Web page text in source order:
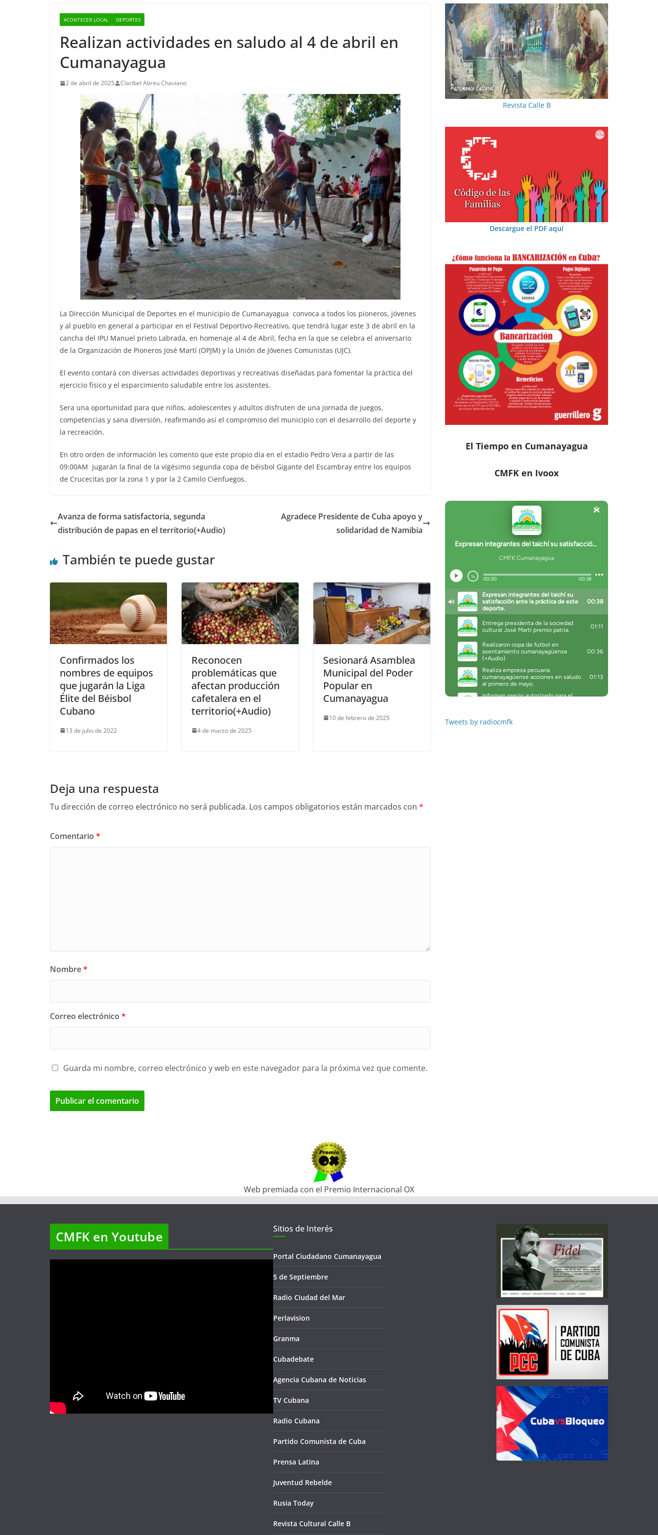
ACONTECER LOCAL DEPORTES
Realizan actividades en saludo al 4 de abril en
Cumanayagua
2 de abril de 2025 Claribel Abreu Chaviano
La Dirección Municipal de Deportes en el municipio de Cumanayagua convoca a todos los pioneros, jóvenes
y al pueblo en general a participar en el Festival Deportivo-Recreativo, que tendrá lugar este 3 de abril en la
cancha del IPU Manuel prieto Labrada, en homenaje al 4 de Abril, fecha en la que se celebra el aniversario
de la Organización de Pioneros José Martí (OPJM) y la Unión de Jóvenes Comunistas (UJC).
El evento contará con diversas actividades deportivas y recreativas diseñadas para fomentar la práctica del
ejercicio físico y el esparcimiento saludable entre los asistentes.
Sera una oportunidad para que niños, adolescentes y adultos disfruten de una jornada de juegos,
competencias y sana diversión, reafirmando así el compromiso del municipio con el desarrollo del deporte y
la recreación.
En otro orden de información les comento que este propio día en el estadio Pedro Vera a partir de las
09:00AM jugarán la final de la vigésimo segunda copa de béisbol Gigante del Escambray entre los equipos
de Crucecitas por la zona 1 y por la 2 Camilo Cienfuegos.
Avanza de forma satisfactoria, segunda
distribución de papas en el territorio(+Audio)
Agradece Presidente de Cuba apoyo y
solidaridad de Namibia
También te puede gustar
Confirmados los
nombres de equipos
que jugarán la Liga
Élite del Béisbol
Cubano
13 de julio de 2022
Reconocen
problemáticas que
afectan producción
cafetalera en el
territorio(+Audio)
4 de marzo de 2025
Sesionará Asamblea
Municipal del Poder
Popular en
Cumanayagua
10 de febrero de 2025
Deja una respuesta
Tu dirección de correo electrónico no será publicada. Los campos obligatorios están marcados con *
Comentario *
Nombre*
Correo electrónico *
Guarda mi nombre, correo electrónico y web en este navegador para la próxima vez que comente.
Revista Calle B
Descargue el PDF aquí
El Tiempo en Cumanayagua
CMFK en Ivoox
Tweets by radiocmfk
Web premiada con el Premio Internacional OX
CMFK en Youtube Sitios de Interés
Portal Ciudadano Cumanayagua
5 de Septiembre
Radio Ciudad del Mar
Perlavision
Granma
Cubadebate
Agencia Cubana de Noticias
TV Cubana
Radio Cubana
Partido Comunista de Cuba
Prensa Latina
Juventud Rebelde
Rusia Today
Revista Cultural Calle B